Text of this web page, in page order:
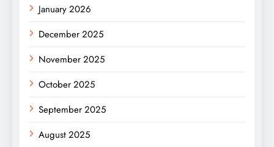
January 2026
December 2025
November 2025
October 2025
September 2025
August 2025